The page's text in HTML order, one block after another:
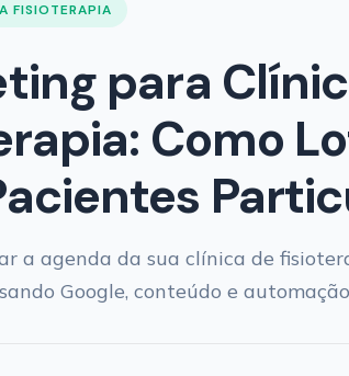
FISIOTERAPIA
para
Como
a agenda da sua clínica de
Google, conteúdo e